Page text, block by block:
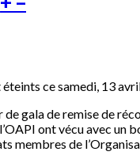
éteints ce samedi, 13
de gala de remise de
ont vécu avec un
membres de